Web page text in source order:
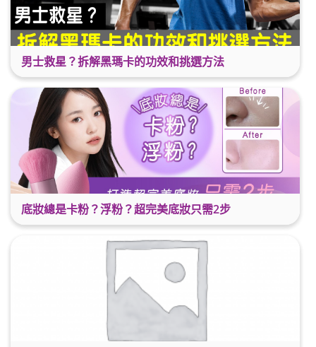
男士救星？拆解黑瑪卡的功效和挑選方法
底妝總是卡粉？浮粉？超完美底妝只需2步